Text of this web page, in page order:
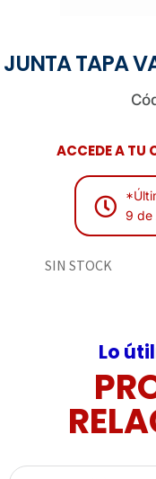
JUNTA TAPA
ACCEDE A TU
9 de
SIN STOCK
Lo